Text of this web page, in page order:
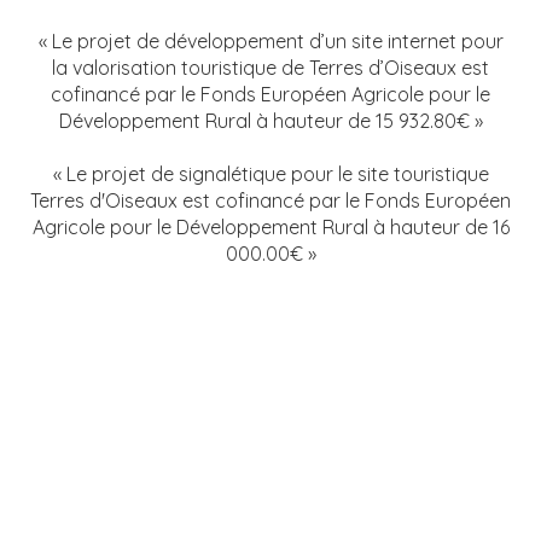
« Le projet de développement d’un site internet pour
la valorisation touristique de Terres d’Oiseaux est
cofinancé par le Fonds Européen Agricole pour le
Développement Rural à hauteur de 15 932.80€ »
« Le projet de signalétique pour le site touristique
Terres d'Oiseaux est cofinancé par le Fonds Européen
Agricole pour le Développement Rural à hauteur de 16
000.00€ »